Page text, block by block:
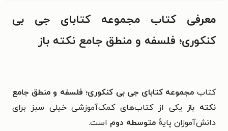
معرفی کتاب مجموعه کتابای جی بی
کنکوری؛ فلسفه و منطق جامع نکته باز
کتاب مجموعه کتابای جی بی کنکوری؛ فلسفه و منطق جامع
نکته باز یکی از کتاب‌های کمک‌آموزشی خیلی سبز برای
دانش‌آموزان پایهٔ متوسطه دوم است.